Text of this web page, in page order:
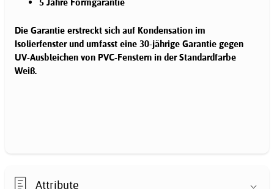
Die Garantie erstreckt sich auf Kondensation im
Isolierfenster und umfasst eine 30-jährige Garantie gegen
UV-Ausbleichen von PVC-Fenstern in der Standardfarbe
Weiß.
Attribute